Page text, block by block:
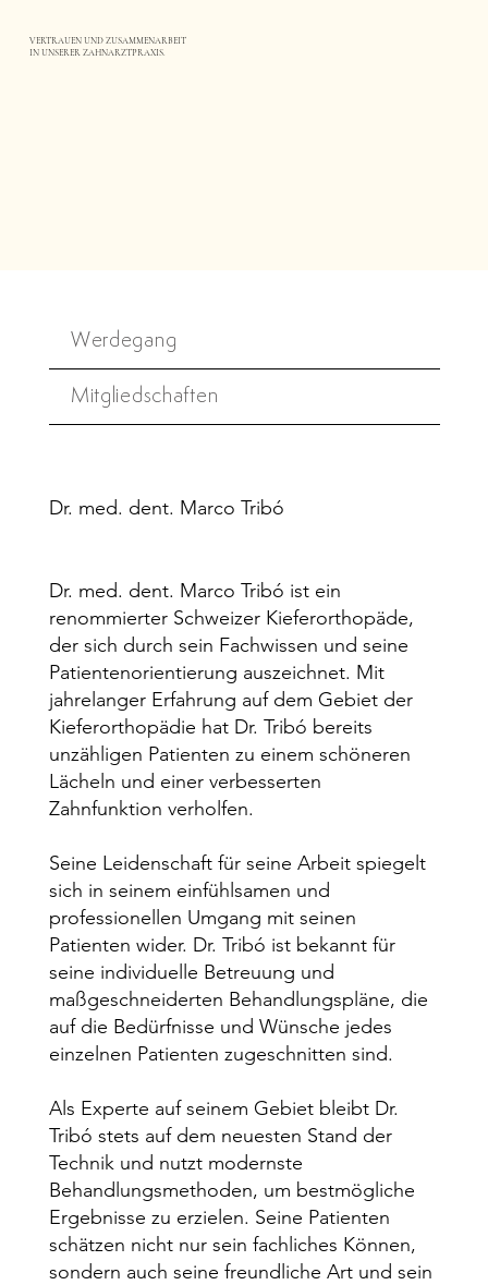
VERTRAUEN UND ZUSAMMENARBEIT
IN UNSERER ZAHNARZTPRAXIS.
Werdegang
Mitgliedschaften
Dr. med. dent. Marco Tribó ist ein
renommierter Schweizer Kieferorthopäde,
der sich durch sein Fachwissen und seine
Patientenorientierung auszeichnet. Mit
jahrelanger Erfahrung auf dem Gebiet der
Kieferorthopädie hat Dr. Tribó bereits
unzähligen Patienten zu einem schöneren
Lächeln und einer verbesserten
Zahnfunktion verholfen.
Seine Leidenschaft für seine Arbeit spiegelt
sich in seinem einfühlsamen und
professionellen Umgang mit seinen
Patienten wider. Dr. Tribó ist bekannt für
seine individuelle Betreuung und
maßgeschneiderten Behandlungspläne, die
auf die Bedürfnisse und Wünsche jedes
einzelnen Patienten zugeschnitten sind.
Als Experte auf seinem Gebiet bleibt Dr.
Tribó stets auf dem neuesten Stand der
Technik und nutzt modernste
Behandlungsmethoden, um bestmögliche
Ergebnisse zu erzielen. Seine Patienten
schätzen nicht nur sein fachliches Können,
sondern auch seine freundliche Art und sein
Dr. med. dent. Marco Tribó